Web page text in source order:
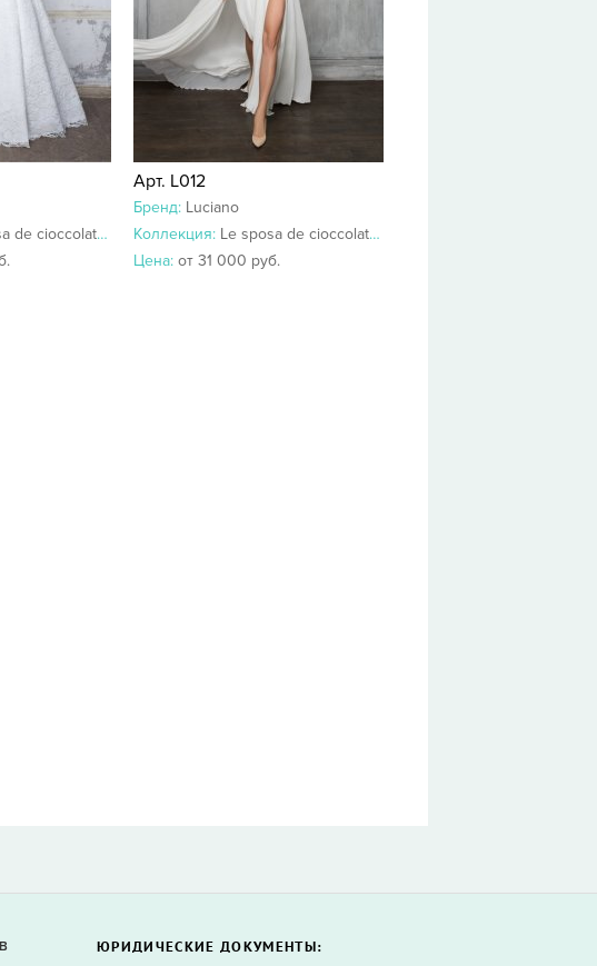
cioccolato 2018-2017
Арт. L012
Бренд: Luciano
Коллекция: Le sposa de cioccolato 2018-2017
Цена: от 31 000 руб.
ЮРИДИЧЕСКИЕ ДОКУМЕНТЫ: